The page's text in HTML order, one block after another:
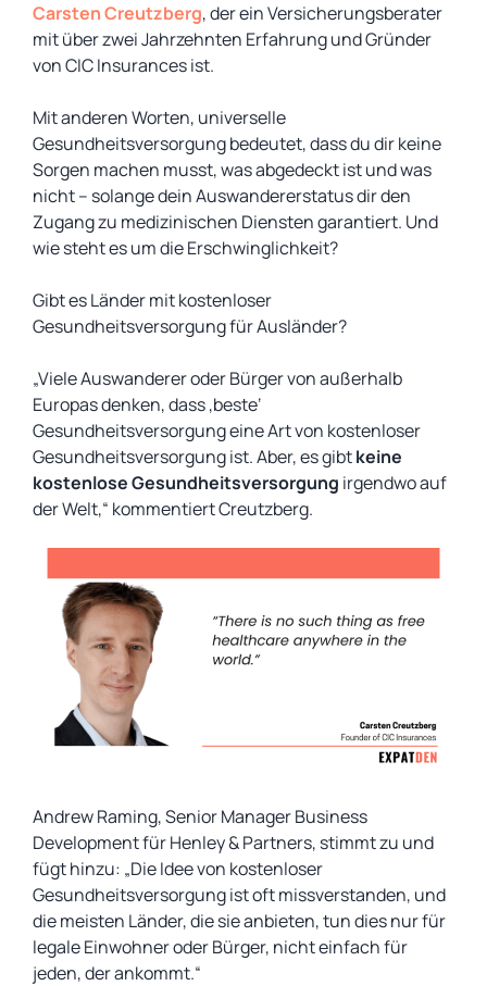
Carsten Creutzberg, der ein Versicherungsberater
mit über zwei Jahrzehnten Erfahrung und Gründer
von CIC Insurances ist.
Mit anderen Worten, universelle
Gesundheitsversorgung bedeutet, dass du dir keine
Sorgen machen musst, was abgedeckt ist und was
nicht – solange dein Auswandererstatus dir den
Zugang zu medizinischen Diensten garantiert. Und
wie steht es um die Erschwinglichkeit?
Gibt es Länder mitkostenloser
Gesundheitsversorgung für Ausländer?
„Viele Auswanderer oder Bürger von außerhalb
Europas denken, dass ‚beste‘
Gesundheitsversorgung eine Art von kostenloser
Gesundheitsversorgung ist. Aber, es gibtkeine
kostenlose Gesundheitsversorgung irgendwo auf
der Welt,“ kommentiert Creutzberg.
Andrew Raming, Senior Manager Business
Development für Henley & Partners, stimmt zu und
fügt hinzu: „Die Idee von kostenloser
Gesundheitsversorgung ist oft missverstanden, und
die meisten Länder, die sie anbieten, tun dies nur für
legale Einwohner oder Bürger, nicht einfach für
jeden, der ankommt.“